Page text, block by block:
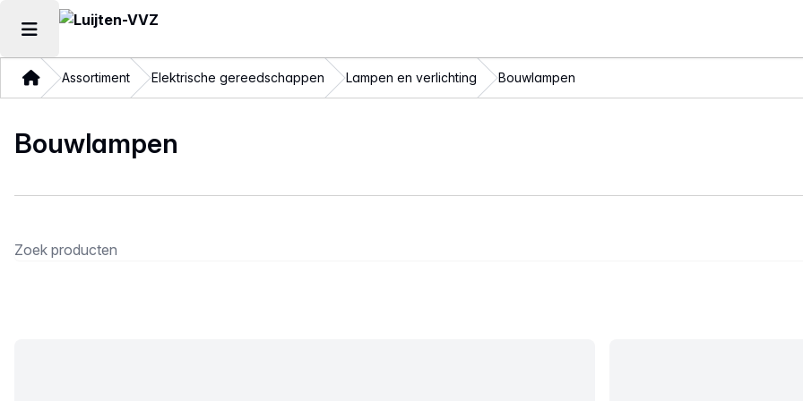
Hoofdmenu openen
ThuisAssortiment Elektrische gereedschappen Lampen en verlichting Bouwlampen
Bouwlampen